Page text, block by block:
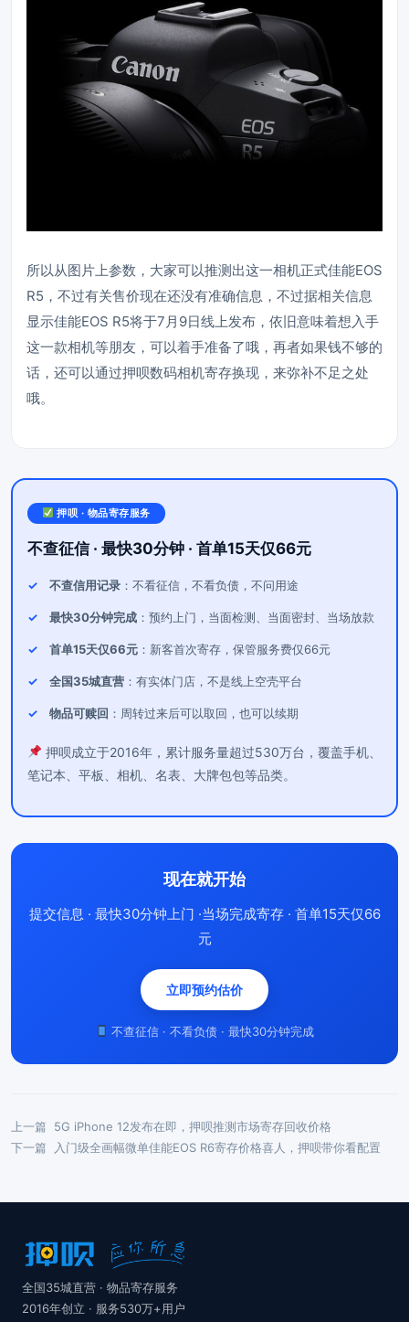
所以从图片上参数，大家可以推测出这一相机正式佳能EOS
R5，不过有关售价现在还没有准确信息，不过据相关信息
显示佳能EOS R5将于7月9日线上发布，依旧意味着想入手
这一款相机等朋友，可以着手准备了哦，再者如果钱不够的
话，还可以通过押呗数码相机寄存换现，来弥补不足之处
哦。
押呗 · 物品寄存服务
不查征信 · 最快30分钟 · 首单15天仅66元
不查信用记录 ：不看征信，不看负债，不问用途
最快30分钟完成 ：预约上门，当面检测、当面密封、当场放款
首单15天仅66元 ：新客首次寄存，保管服务费仅66元
全国35城直营 ：有实体门店，不是线上空壳平台
物品可赎回 ：周转过来后可以取回，也可以续期
押呗成立于2016年，累计服务量超过530万台，覆盖手机、
笔记本、平板、相机、名表、大牌包包等品类。
现在就开始
提交信息 · 最快30分钟上门 ·当场完成寄存 · 首单15天仅66
元
立即预约估价
不查征信 · 不看负债 · 最快30分钟完成
上一篇
5G iPhone 12发布在即，押呗推测市场寄存回收价格
下一篇
入门级全画幅微单佳能EOS R6寄存价格喜人，押呗带你看配置
全国35城直营 · 物品寄存服务
2016年创立 · 服务530万+用户